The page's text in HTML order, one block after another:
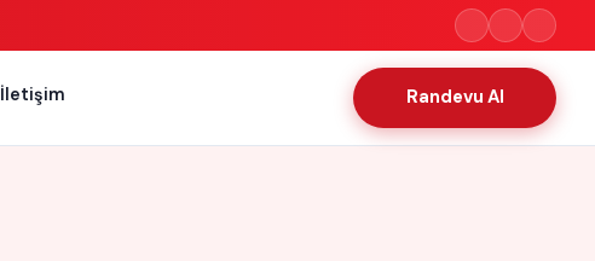
İletişim Randevu Al